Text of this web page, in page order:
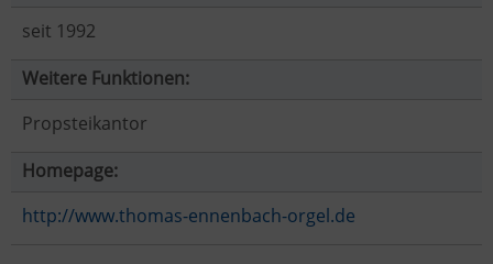
seit 1992
Weitere Funktionen:
Propsteikantor
Homepage:
http://www.thomas-ennenbach-orgel.de